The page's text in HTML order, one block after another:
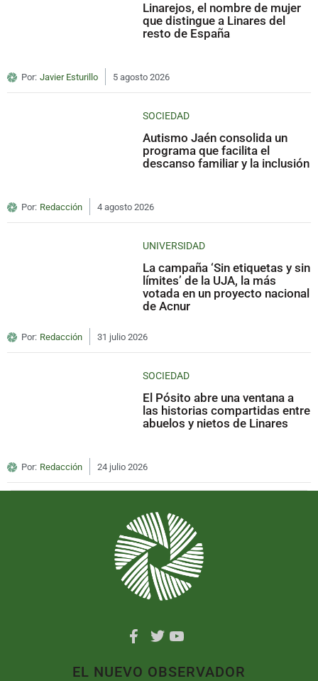
Linarejos, el nombre de mujer
que distingue a Linares del
resto de España
Por: Javier Esturillo 5 agosto 2026
SOCIEDAD
Autismo Jaén consolida un
programa que facilita el
descanso familiar y la inclusión
Por: Redacción 4 agosto 2026
UNIVERSIDAD
La campaña ‘Sin etiquetas y sin
límites’ de la UJA, la más
votada en un proyecto nacional
de Acnur
Por: Redacción 31 julio 2026
SOCIEDAD
El Pósito abre una ventana a
las historias compartidas entre
abuelos y nietos de Linares
Por: Redacción 24 julio 2026
EL NUEVO OBSERVADOR